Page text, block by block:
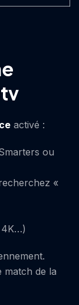
activé :
ou
«
4K…)
de la